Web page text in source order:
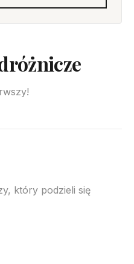
który podzieli się